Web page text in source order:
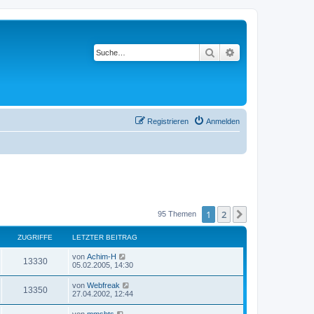
Suche
Anmelden
Registrieren
95 Themen 1 2
ZUGRIFFE LETZTER BEITRAG
13330Z
u
L
e
t
e
r
von Achim-H
05.02.2005, 14:30
13350Z
u
L
e
von Webfreak
27.04.2002, 12:44